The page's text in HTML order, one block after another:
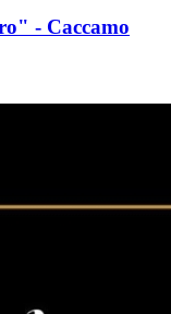
- Caccamo